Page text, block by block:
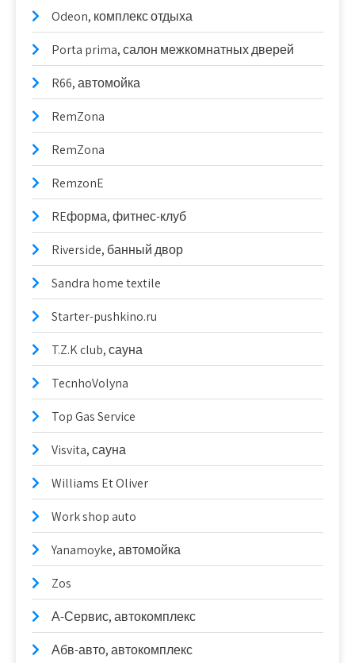
Odeon, комплекс отдыха
Porta prima, салон межкомнатных дверей
R66, автомойка
RemZona
RemZona
RemzonE
REформа, фитнес-клуб
Riverside, банный двор
Sandra home textile
Starter-pushkino.ru
T.Z.K club, сауна
TecnhoVolyna
Top Gas Service
Visvita, сауна
Williams Et Oliver
Work shop auto
Yanamoyke, автомойка
Zos
А-Сервис, автокомплекс
Абв-авто, автокомплекс